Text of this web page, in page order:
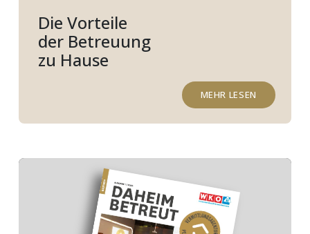
Die Vorteile
der Betreuung
zu Hause
MEHR LESEN